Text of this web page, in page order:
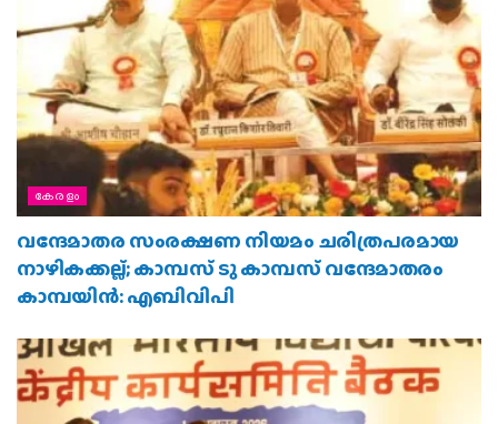
കേരളം
വന്ദേമാതര സംരക്ഷണ നിയമം ചരിത്രപരമായ
നാഴികക്കല്ല്; കാമ്പസ് ടു കാമ്പസ് വന്ദേമാതരം